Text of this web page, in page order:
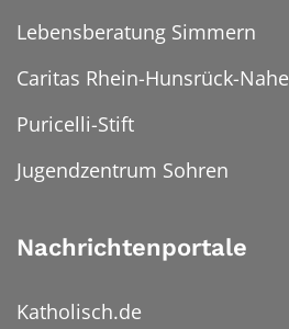
Lebensberatung Simmern
Caritas Rhein-Hunsrück-Nahe
Puricelli-Stift
Jugendzentrum Sohren
Nachrichtenportale
Katholisch.de